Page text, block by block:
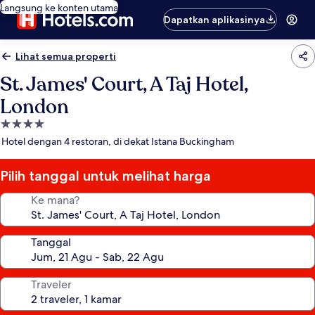
Langsung ke konten utama
Dapatkan aplikasinya
Lihat semua properti
St. James' Court, A Taj Hotel,
London
Properti
bintang
Hotel dengan 4 restoran, di dekat Istana Buckingham
Pilih tanggal untuk melihat harga
Ke mana?
Tanggal
Traveler